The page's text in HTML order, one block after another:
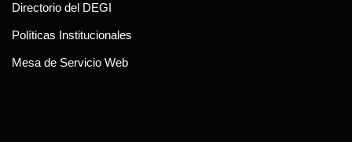
Directorio del DEGI
Políticas Institucionales
Mesa de Servicio Web